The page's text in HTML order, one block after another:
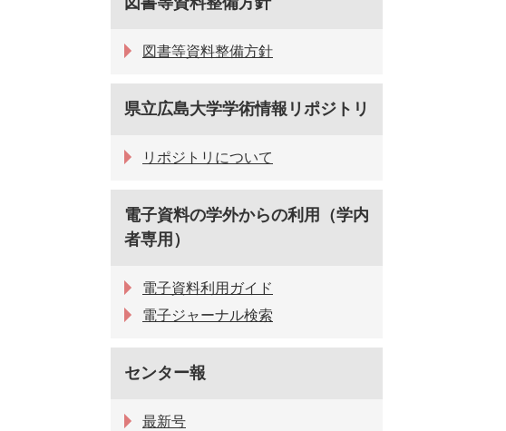
図書等資料整備方針
県立広島大学学術情報リポジトリ
リポジトリについて
電子資料の学外からの利用（学内
者専用）
電子資料利用ガイド
電子ジャーナル検索
センター報
最新号